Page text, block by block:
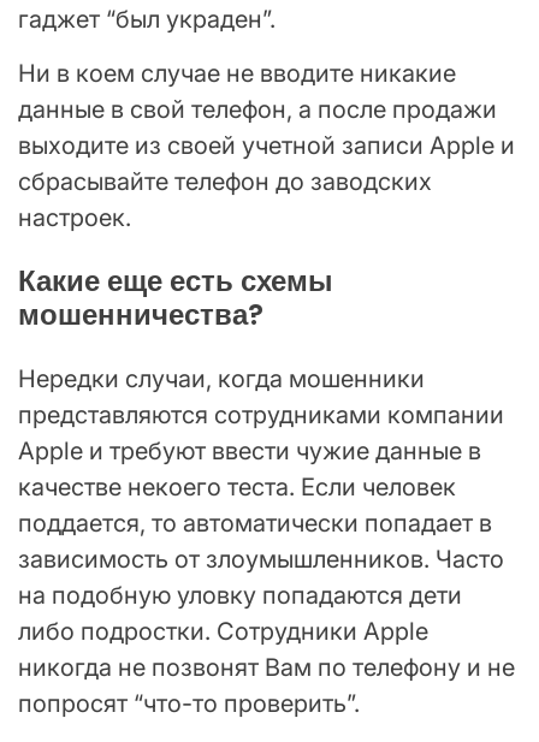
гаджет “был украден”.
Ни в коем случае не вводите никакие
данные в свой телефон, а после продажи
выходите из своей учетной записи Apple и
сбрасывайте телефон до заводских
настроек.
Какие еще есть схемы
мошенничества?
Нередки случаи, когда мошенники
представляются сотрудниками компании
Apple и требуют ввести чужие данные в
качестве некоего теста. Если человек
поддается, то автоматически попадает в
зависимость от злоумышленников. Часто
на подобную уловку попадаются дети
либо подростки. Сотрудники Apple
никогда не позвонят Вам по телефону и не
попросят “что-то проверить”.